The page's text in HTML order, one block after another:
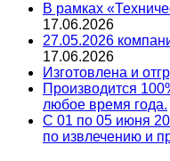
В рамках
17.06.2026
27.05.2026
17.06.2026
Изготовлена и
Производится
любое время года.
С 01 по 05 июня
по извлечению и